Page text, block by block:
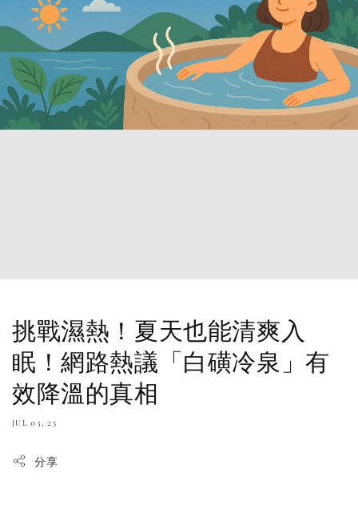
挑戰濕熱！夏天也能清爽入
眠！網路熱議「白磺冷泉」有
效降溫的真相
JUL 03, 25
分享